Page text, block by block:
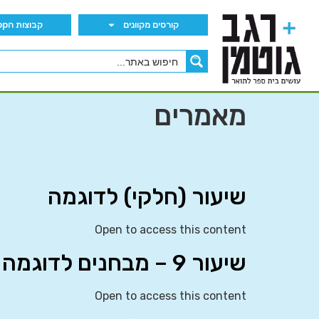
קורסים מקוונים קבוצות הWhatsApp
מאמרים
שיעור (חלקי) לדוגמה
Open to access this content
שיעור 9 – מבחנים לדוגמה
Open to access this content